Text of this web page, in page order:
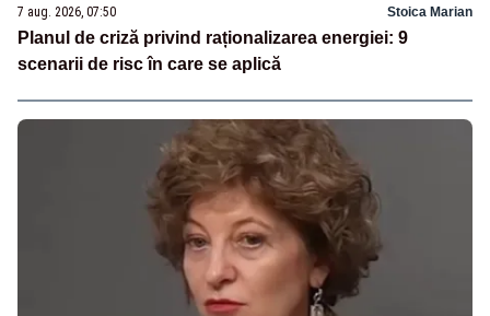
7 aug. 2026, 07:50 Stoica Marian
Planul de criză privind raționalizarea energiei: 9
scenarii de risc în care se aplică